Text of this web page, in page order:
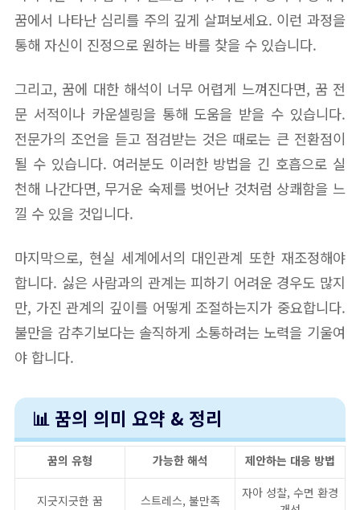
꿈에서 나타난 심리를 주의 깊게 살펴보세요. 이런 과정을
통해 자신이 진정으로 원하는 바를 찾을 수 있습니다.
그리고, 꿈에 대한 해석이 너무 어렵게 느껴진다면, 꿈 전
문 서적이나 카운셀링을 통해 도움을 받을 수 있습니다.
전문가의 조언을 듣고 점검받는 것은 때로는 큰 전환점이
될 수 있습니다. 여러분도 이러한 방법을 긴 호흡으로 실
천해 나간다면, 무거운 숙제를 벗어난 것처럼 상쾌함을 느
낄 수 있을 것입니다.
마지막으로, 현실 세계에서의 대인관계 또한 재조정해야
합니다. 싫은 사람과의 관계는 피하기 어려운 경우도 많지
만, 가진 관계의 깊이를 어떻게 조절하는지가 중요합니다.
불만을 감추기보다는 솔직하게 소통하려는 노력을 기울여
야 합니다.
📊 꿈의 의미 요약 & 정리
꿈의 유형 가능한 해석 제안하는 대응 방법
지긋지긋한 꿈 스트레스, 불만족
자아 성찰, 수면 환경